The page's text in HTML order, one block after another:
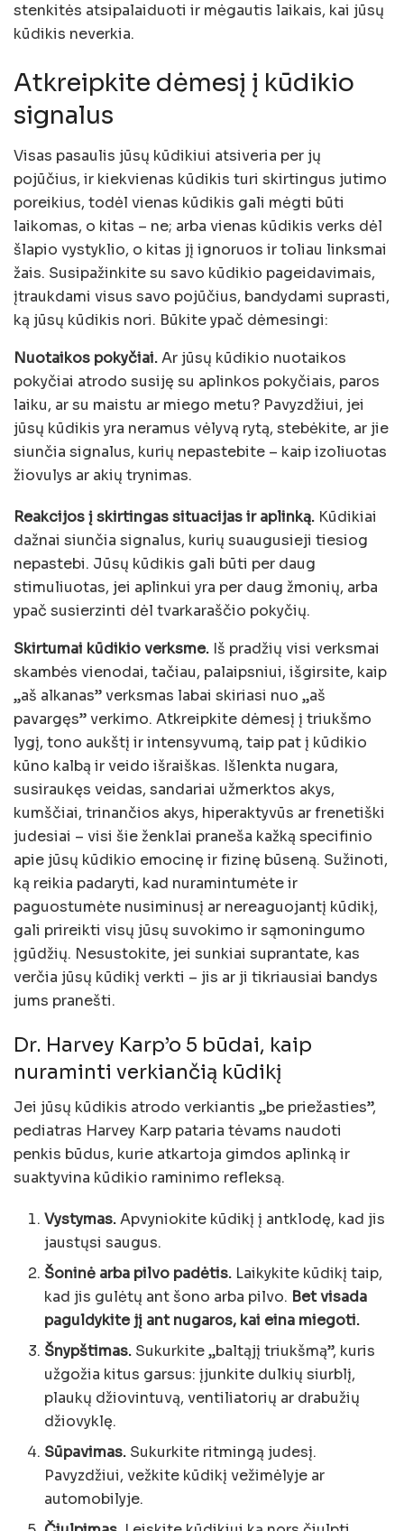
stenkitės atsipalaiduoti ir mėgautis laikais, kai jūsų
kūdikis neverkia.
Atkreipkite dėmesį į kūdikio
signalus
Visas pasaulis jūsų kūdikiui atsiveria per jų
pojūčius, ir kiekvienas kūdikis turi skirtingus jutimo
poreikius, todėl vienas kūdikis gali mėgti būti
laikomas, o kitas – ne; arba vienas kūdikis verks dėl
šlapio vystyklio, o kitas jį ignoruos ir toliau linksmai
žais. Susipažinkite su savo kūdikio pageidavimais,
įtraukdami visus savo pojūčius, bandydami suprasti,
ką jūsų kūdikis nori. Būkite ypač dėmesingi:
Nuotaikos pokyčiai.Ar jūsų kūdikio nuotaikos
pokyčiai atrodo susiję su aplinkos pokyčiais, paros
laiku, ar su maistu ar miego metu? Pavyzdžiui, jei
jūsų kūdikis yra neramus vėlyvą rytą, stebėkite, ar jie
siunčia signalus, kurių nepastebite – kaip izoliuotas
žiovulys ar akių trynimas.
Reakcijos į skirtingas situacijas ir aplinką. Kūdikiai
dažnai siunčia signalus, kurių suaugusieji tiesiog
nepastebi. Jūsų kūdikis gali būti per daug
stimuliuotas, jei aplinkui yra per daug žmonių, arba
ypač susierzinti dėl tvarkaraščio pokyčių.
Skirtumai kūdikio verksme. Iš pradžių visi verksmai
skambės vienodai, tačiau, palaipsniui, išgirsite, kaip
„aš alkanas” verksmas labai skiriasi nuo „aš
pavargęs” verkimo. Atkreipkite dėmesį į triukšmo
lygį, tono aukštį ir intensyvumą, taip pat į kūdikio
kūno kalbą ir veido išraiškas. Išlenkta nugara,
susiraukęs veidas, sandariai užmerktos akys,
kumščiai, trinančios akys, hiperaktyvūs ar frenetiški
judesiai – visi šie ženklai praneša kažką specifinio
apie jūsų kūdikio emocinę ir fizinę būseną. Sužinoti,
ką reikia padaryti, kad nuramintumėte ir
paguostumėte nusiminusį ar nereaguojantį kūdikį,
gali prireikti visų jūsų suvokimo ir sąmoningumo
įgūdžių. Nesustokite, jei sunkiai suprantate, kas
verčia jūsų kūdikį verkti – jis ar ji tikriausiai bandys
jums pranešti.
Dr. Harvey Karp’o 5 būdai, kaip
nuraminti verkiančią kūdikį
Jei jūsų kūdikis atrodo verkiantis „be priežasties”,
pediatras Harvey Karp pataria tėvams naudoti
penkis būdus, kurie atkartoja gimdos aplinką ir
suaktyvina kūdikio raminimo refleksą.
Vystymas.Apvyniokite kūdikį į antklodę, kad jis
jaustųsi saugus.
Šoninė arba pilvo padėtis. Laikykite kūdikį taip,
kad jis gulėtų ant šono arba pilvo. Bet visada
paguldykite jį ant nugaros, kai eina miegoti.
Šnypštimas. Sukurkite „baltąjį triukšmą”, kuris
užgožia kitus garsus: įjunkite dulkių siurblį,
plaukų džiovintuvą, ventiliatorių ar drabužių
džiovyklę.
Sūpavimas. Sukurkite ritmingą judesį.
Pavyzdžiui, vežkite kūdikį vežimėlyje ar
automobilyje.